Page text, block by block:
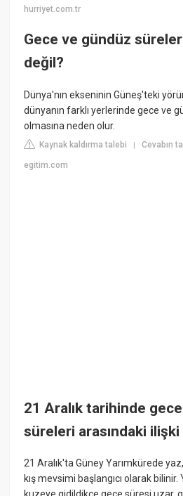
hurriyet.com.tr
Gece ve gündüz
değil?
Dünya'nın ekseninin Güneş'teki
dünyanın farklı yerlerinde gece ve
olmasına neden olur.
Kaynak kaldırma talebi |Cevabın
egitim.com
21 Aralık tarihinde
süreleri arasındaki
21 Aralık'ta Güney Yarımkürede
kış mevsimi başlangıcı olarak